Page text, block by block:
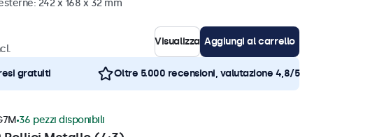
242 x 168 x 32 mm
Visualizza Aggiungi al carrello
gratuiti Oltre 5.000 recensioni, valutazione 4,8/5
36 pezzi disponibili